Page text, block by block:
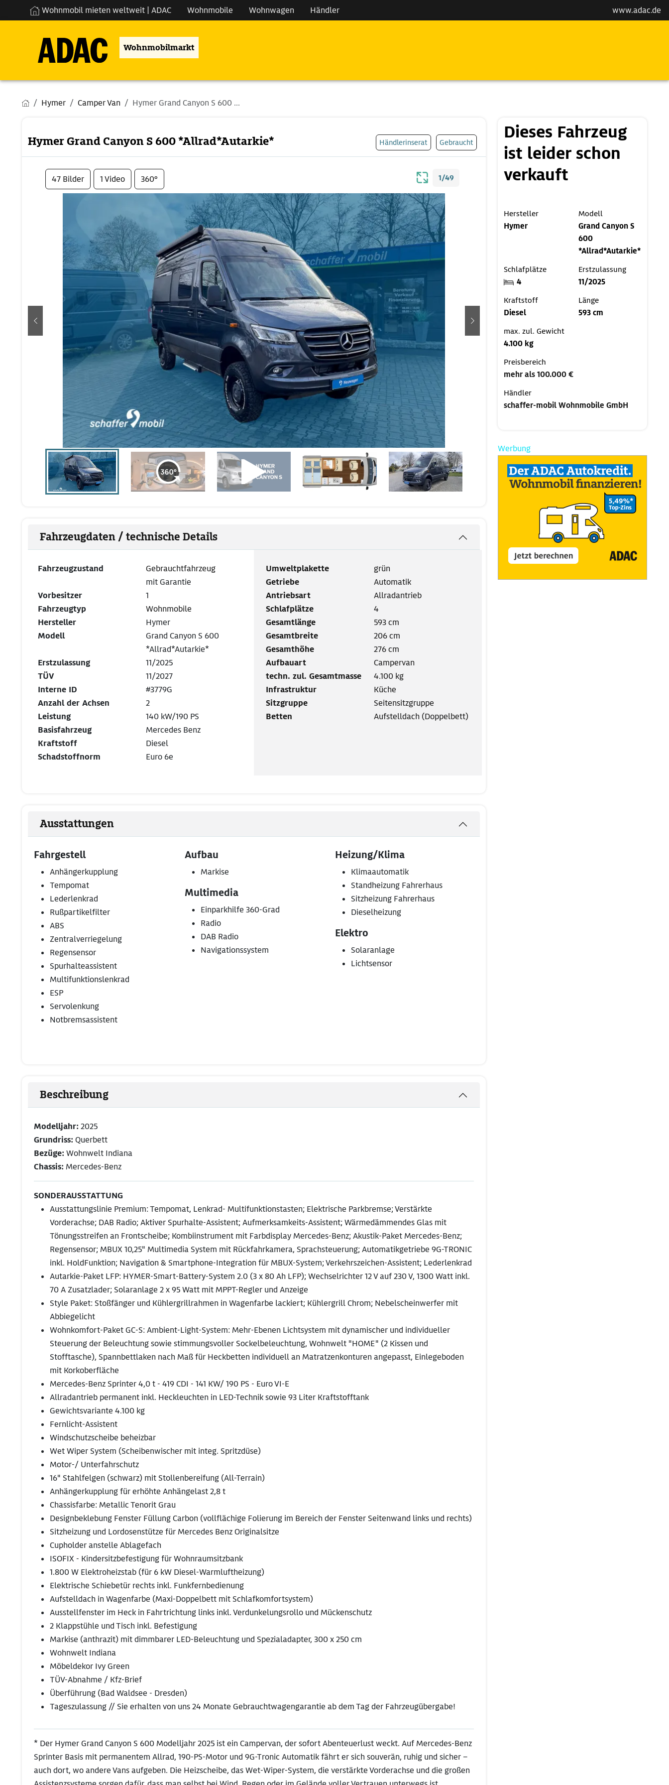
Wohnmobil mieten weltweit | ADAC Wohnmobile Wohnwagen Händler www.adac.de
Wohnmobilmarkt
Hymer Camper Van Hymer Grand Canyon S 600 ...
Hymer Grand Canyon S 600 *Allrad*Autarkie* Händlerinserat Gebraucht
47 Bilder 1 Video 360° 1/49
zurück weiter
Fahrzeugdaten / technische Details
Fahrzeugzustand
Gebrauchtfahrzeug
mit Garantie
Vorbesitzer
1
Fahrzeugtyp
Wohnmobile
Hersteller
Hymer
Modell
Grand Canyon S 600
*Allrad*Autarkie*
Erstzulassung
11/2025
TÜV
11/2027
Interne ID
#3779G
Anzahl der Achsen
2
Leistung
140 kW/190 PS
Basisfahrzeug
Mercedes Benz
Kraftstoff
Diesel
Schadstoffnorm
Euro 6e
Umweltplakette
grün
Getriebe
Automatik
Antriebsart
Allradantrieb
Schlafplätze
4
Gesamtlänge
593 cm
Gesamtbreite
206 cm
Gesamthöhe
276 cm
Aufbauart
Campervan
techn. zul. Gesamtmasse
4.100 kg
Infrastruktur
Küche
Sitzgruppe
Seitensitzgruppe
Betten
Aufstelldach (Doppelbett)
Ausstattungen
Fahrgestell
Anhängerkupplung
Tempomat
Lederlenkrad
Rußpartikelfilter
ABS
Zentralverriegelung
Regensensor
Spurhalteassistent
Multifunktionslenkrad
ESP
Servolenkung
Notbremsassistent
Aufbau
Markise
Heizung/Klima
Klimaautomatik
Standheizung Fahrerhaus
Sitzheizung Fahrerhaus
Dieselheizung
Multimedia
Einparkhilfe 360-Grad
Radio
DAB Radio
Navigationssystem
Elektro
Solaranlage
Lichtsensor
Beschreibung
Modelljahr: 2025
Grundriss: Querbett
Bezüge: Wohnwelt Indiana
Chassis: Mercedes-Benz
SONDERAUSSTATTUNG
Ausstattungslinie Premium: Tempomat, Lenkrad- Multifunktionstasten; Elektrische Parkbremse; Verstärkte
Vorderachse; DAB Radio; Aktiver Spurhalte-Assistent; Aufmerksamkeits-Assistent; Wärmedämmendes Glas mit
Tönungsstreifen an Frontscheibe; Kombiinstrument mit Farbdisplay Mercedes-Benz; Akustik-Paket Mercedes-Benz;
Regensensor; MBUX 10,25" Multimedia System mit Rückfahrkamera, Sprachsteuerung; Automatikgetriebe 9G-TRONIC
inkl. HoldFunktion; Navigation & Smartphone-Integration für MBUX-System; Verkehrszeichen-Assistent; Lederlenkrad
Autarkie-Paket LFP: HYMER-Smart-Battery-System 2.0 (3 x 80 Ah LFP); Wechselrichter 12 V auf 230 V, 1300 Watt inkl.
70 A Zusatzlader; Solaranlage 2 x 95 Watt mit MPPT-Regler und Anzeige
Style Paket: Stoßfänger und Kühlergrillrahmen in Wagenfarbe lackiert; Kühlergrill Chrom; Nebelscheinwerfer mit
Abbiegelicht
Wohnkomfort-Paket GC-S: Ambient-Light-System: Mehr-Ebenen Lichtsystem mit dynamischer und individueller
Steuerung der Beleuchtung sowie stimmungsvoller Sockelbeleuchtung, Wohnwelt "HOME" (2 Kissen und
Stofftasche), Spannbettlaken nach Maß für Heckbetten individuell an Matratzenkonturen angepasst, Einlegeboden
mit Korkoberfläche
Mercedes-Benz Sprinter 4,0 t - 419 CDI - 141 KW/ 190 PS - Euro VI-E
Allradantrieb permanent inkl. Heckleuchten in LED-Technik sowie 93 Liter Kraftstofftank
Gewichtsvariante 4.100 kg
Fernlicht-Assistent
Windschutzscheibe beheizbar
Wet Wiper System (Scheibenwischer mit integ. Spritzdüse)
Motor-/ Unterfahrschutz
16" Stahlfelgen (schwarz) mit Stollenbereifung (All-Terrain)
Anhängerkupplung für erhöhte Anhängelast 2,8 t
Chassisfarbe: Metallic Tenorit Grau
Designbeklebung Fenster Füllung Carbon (vollflächige Folierung im Bereich der Fenster Seitenwand links und rechts)
Sitzheizung und Lordosenstütze für Mercedes Benz Originalsitze
Cupholder anstelle Ablagefach
ISOFIX - Kindersitzbefestigung für Wohnraumsitzbank
1.800 W Elektroheizstab (für 6 kW Diesel-Warmluftheizung)
Elektrische Schiebetür rechts inkl. Funkfernbedienung
Aufstelldach in Wagenfarbe (Maxi-Doppelbett mit Schlafkomfortsystem)
Ausstellfenster im Heck in Fahrtrichtung links inkl. Verdunkelungsrollo und Mückenschutz
2 Klappstühle und Tisch inkl. Befestigung
Markise (anthrazit) mit dimmbarer LED-Beleuchtung und Spezialadapter, 300 x 250 cm
Wohnwelt Indiana
Möbeldekor Ivy Green
TÜV-Abnahme / Kfz-Brief
Überführung (Bad Waldsee - Dresden)
Tageszulassung // Sie erhalten von uns 24 Monate Gebrauchtwagengarantie ab dem Tag der Fahrzeugübergabe!
* Der Hymer Grand Canyon S 600 Modelljahr 2025 ist ein Campervan, der sofort Abenteuerlust weckt. Auf Mercedes-Benz
Sprinter Basis mit permanentem Allrad, 190-PS-Motor und 9G-Tronic Automatik fährt er sich souverän, ruhig und sicher –
auch dort, wo andere Vans aufgeben. Die Heizscheibe, das Wet-Wiper-System, die verstärkte Vorderachse und die großen
Dieses Fahrzeug
ist leider schon
verkauft
Hersteller
Hymer
Modell
Grand Canyon S
600
*Allrad*Autarkie*
Schlafplätze
4
Erstzulassung
11/2025
Kraftstoff
Diesel
Länge
593 cm
max. zul. Gewicht
4.100 kg
Preisbereich
mehr als 100.000 €
Händler
schaffer-mobil Wohnmobile GmbH
Werbung